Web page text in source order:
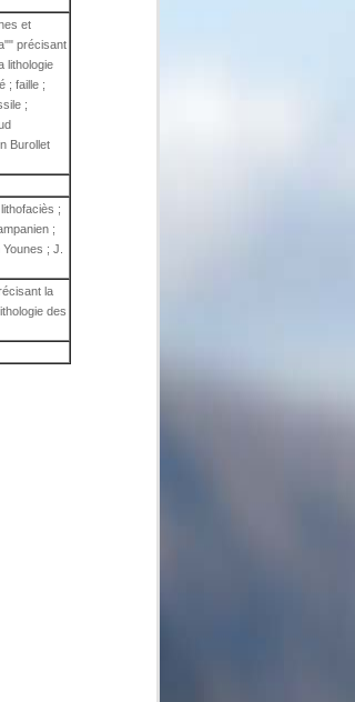
et
précisant
lithologie
; faille ;
;
Burollet
;
;
; J.
la
des